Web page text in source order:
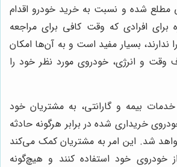
شده و نسبت به خرید خودرو اقدام
برای افرادی که وقت کافی برای مراجعه
ندارند، بسیار مفید است و به آن‌ها امکان
وقت و انرژی، خودروی مورد نظر خود را
خدمات بیمه و گارانتی، به مشتریان خود
خریداری شده در برابر هرگونه حادثه
شد. این امر به مشتریان کمک می‌کند
خودروی خود استفاده کنند و هیچ‌گونه